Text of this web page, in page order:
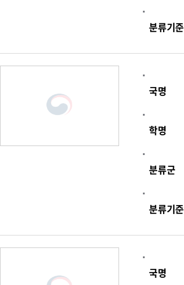
분류기준
국명
학명
분류군
분류기준
국명